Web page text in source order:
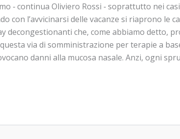
‐ continua Oliviero Rossi ‐ soprattutto nei
l’avvicinarsi delle vacanze si riaprono le
che, come abbiamo detto,
via di somministrazione per terapie a
danni alla mucosa nasale. Anzi, ogni